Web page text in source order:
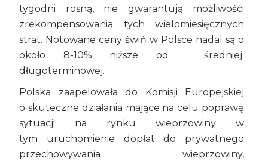
tygodni rosną, nie gwarantują możliwości
zrekompensowania tych wielomiesięcznych
strat. Notowane ceny świń w Polsce nadal są o
około 8-10% niższe od średniej
długoterminowej.
Polska zaapelowała do Komisji Europejskiej
o skuteczne działania mające na celu poprawę
sytuacji na rynku wieprzowiny w
tym uruchomienie dopłat do prywatnego
przechowywania wieprzowiny,